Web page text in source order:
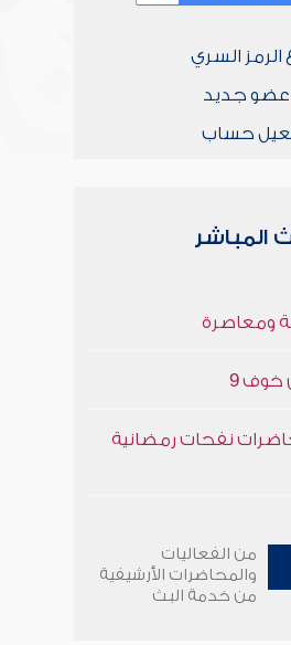
الرمز السري
جديد
حساب
المباشر
خوف 9
نفحات رمضانية
من الفعاليات
والمحاضرات الأرشيفية
من خدمة البث